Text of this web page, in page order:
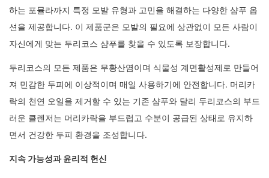
하는 포뮬라까지 특정 모발 유형과 고민을 해결하는 다양한 샴푸 옵
션을 제공합니다. 이 제품군은 모발의 필요에 상관없이 모든 사람이
자신에게 맞는 두리코스 샴푸를 찾을 수 있도록 보장합니다.
두리코스의 모든 제품은 무황산염이며 식물성 계면활성제로 만들어
져 민감한 두피에 이상적이며 매일 사용하기에 안전합니다. 머리카
락의 천연 오일을 제거할 수 있는 기존 샴푸와 달리 두리코스의 부드
러운 클렌저는 머리카락을 부드럽고 수분이 공급된 상태로 유지하
면서 건강한 두피 환경을 조성합니다.
지속 가능성과 윤리적 헌신